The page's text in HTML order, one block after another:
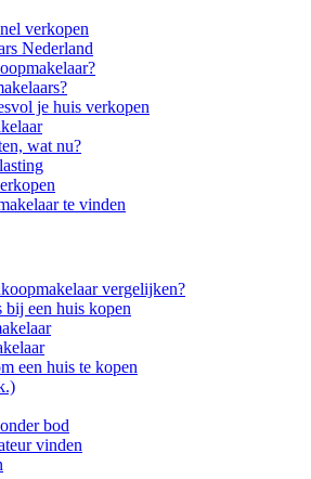
verkopen
Nederland
je huis verkopen
wat nu?
te vinden
vergelijken?
een huis kopen
een huis te kopen
bod
vinden